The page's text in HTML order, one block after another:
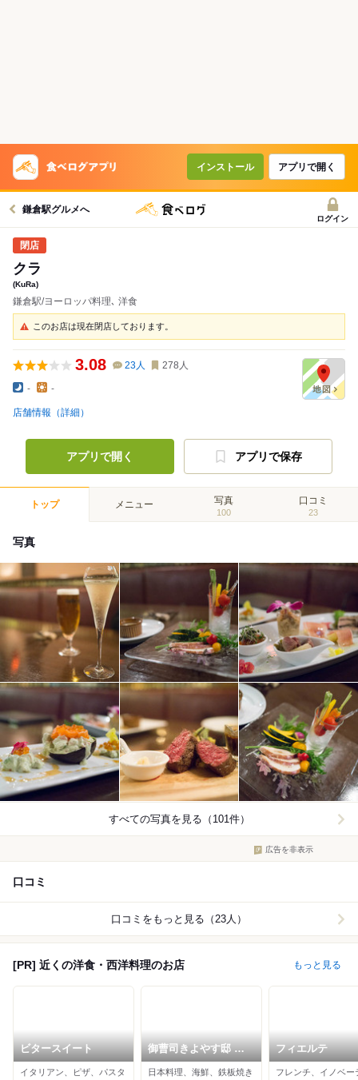
インストール アプリで開く
鎌倉駅グルメへ
ログイン
クラ
(KuRa)
鎌倉駅/ヨーロッパ料理､ 洋食
このお店は現在閉店しております。
3.08 23人 278 人
- -
店舗情報（詳細）
アプリで開く アプリで保存
トップ メニュー 写真
100
口コミ
23
写真
すべての写真を見る（101件）
広告を非表示
口コミ
口コミをもっと見る（23人）
[PR] 近くの洋食・西洋料理のお店 もっと見る
ビタースイート
イタリアン、ピザ、パスタ
御曹司きよやす邸 鎌
倉プリンスホテル店
日本料理、海鮮、鉄板焼き
フィエルテ
フレンチ、イノベー